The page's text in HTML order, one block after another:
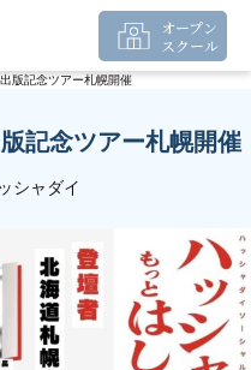
オープン
スクール
版記念ツアー札幌開催
記念ツアー札幌開催
シャダイ